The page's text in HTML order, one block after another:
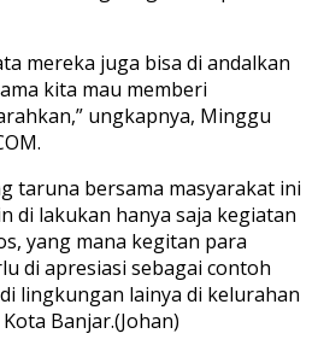
mereka juga bisa di andalkan
kita mau memberi
ungkapnya, Minggu
taruna bersama masyarakat ini
di lakukan hanya saja kegiatan
yang mana kegitan para
di apresiasi sebagai contoh
lingkungan lainya di kelurahan
Banjar.(Johan)